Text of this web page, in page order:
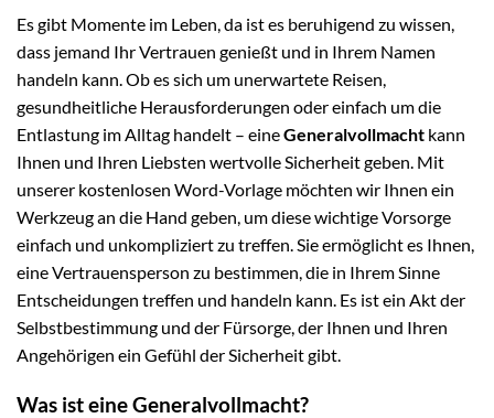
Es gibt Momente im Leben, da ist es beruhigend zu wissen,
dass jemand Ihr Vertrauen genießt und in Ihrem Namen
handeln kann. Ob es sich um unerwartete Reisen,
gesundheitliche Herausforderungen oder einfach um die
Entlastung im Alltag handelt – eineGeneralvollmacht kann
Ihnen und Ihren Liebsten wertvolle Sicherheit geben. Mit
unserer kostenlosen Word-Vorlage möchten wir Ihnen ein
Werkzeug an die Hand geben, um diese wichtige Vorsorge
einfach und unkompliziert zu treffen. Sie ermöglicht es Ihnen,
eine Vertrauensperson zu bestimmen, die in Ihrem Sinne
Entscheidungen treffen und handeln kann. Es ist ein Akt der
Selbstbestimmung und der Fürsorge, der Ihnen und Ihren
Angehörigen ein Gefühl der Sicherheit gibt.
Was ist eine Generalvollmacht?